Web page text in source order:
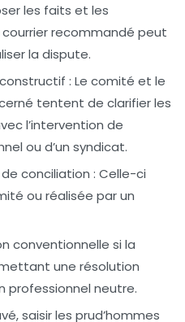
les faits et les
courrier recommandé peut
la dispute.
: Le comité et le
tentent de clarifier les
l’intervention de
ou d’un syndicat.
conciliation : Celle-ci
ou réalisée par un
conventionnelle si la
une résolution
professionnel neutre.
saisir les prud’hommes